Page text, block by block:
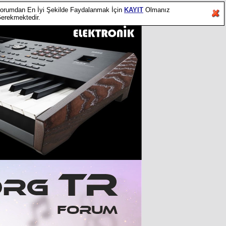
En İyi Şekilde Faydalanmak İçin KAYIT Olmanız